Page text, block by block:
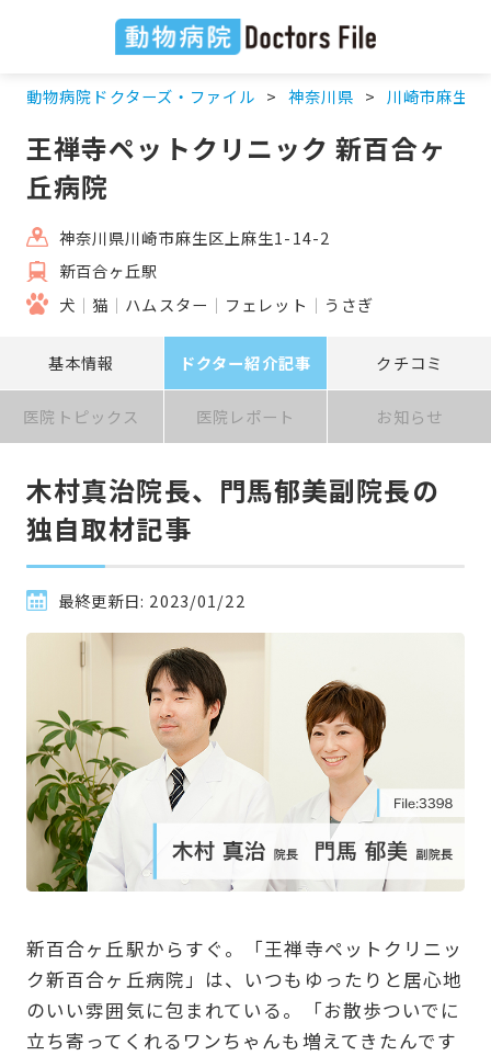
動物病院ドクターズ・ファイル 神奈川県 川崎市麻生区
王禅寺ペットクリニック 新百合ヶ
丘病院
神奈川県川崎市麻生区上麻生1-14-2
新百合ヶ丘駅
犬
猫 ハムスター フェレット うさぎ
基本情報 ドクター紹介記事 クチコミ
医院トピックス 医院レポート お知らせ
木村真治院長、門馬郁美副院長の
独自取材記事
最終更新日: 2023/01/22
新百合ヶ丘駅からすぐ。「王禅寺ペットクリニッ
ク新百合ヶ丘病院」は、いつもゆったりと居心地
のいい雰囲気に包まれている。「お散歩ついでに
立ち寄ってくれるワンちゃんも増えてきたんです